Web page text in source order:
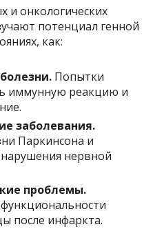
и онкологических
потенциал генной
как:
Попытки
иммунную реакцию и
заболевания.
Паркинсона и
нервной
проблемы.
после инфаркта.